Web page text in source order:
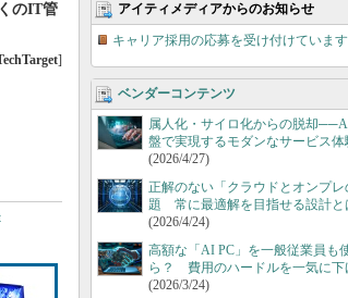
のIT管
]
アイティメディアからのお知らせ
キャリア採用の応募を受け付けています
ベンダーコンテンツ
属人化・サイロ化からの脱却
盤で実現するモダンなサービス体
(2026/4/27)
正解のない「クラウドとオンプレ
題 常に最適解を目指せる設計と
(2026/4/24)
高額な「AI PC」を一般従業員も
ら？ 費用のハードルを一気に下
(2026/3/24)